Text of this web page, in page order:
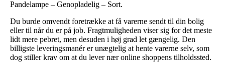
Pandelampe – Genopladelig – Sort.
Du burde omvendt foretrække at få varerne sendt til din bolig
eller til når du er på job. Fragtmuligheden viser sig for det meste
lidt mere pebret, men desuden i høj grad let gængelig. Den
billigste leveringsmanér er unægtelig at hente varerne selv, som
dog stiller krav om at du lever nær online shoppens tilholdssted.